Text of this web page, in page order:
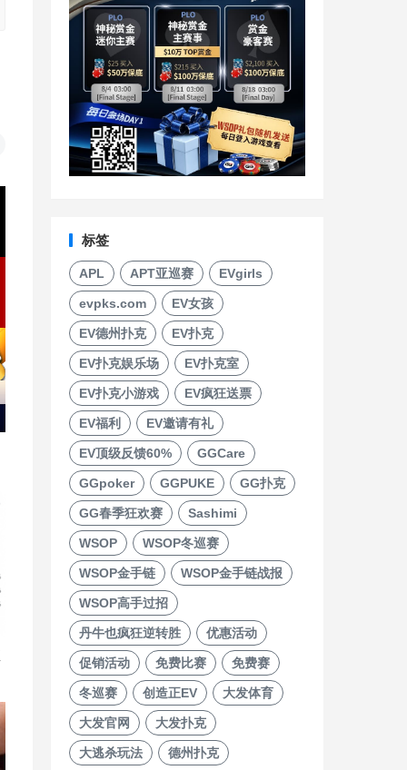
标签
APL APT亚巡赛 EVgirls
evpks.com EV女孩
EV德州扑克 EV扑克
EV扑克娱乐场 EV扑克室
EV扑克小游戏 EV疯狂送票
EV福利 EV邀请有礼
EV顶级反馈60% GGCare
GGpoker GGPUKE GG扑克
GG春季狂欢赛 Sashimi
WSOP WSOP冬巡赛
WSOP金手链 WSOP金手链战报
WSOP高手过招
丹牛也疯狂逆转胜 优惠活动
促销活动 免费比赛 免费赛
冬巡赛 创造正EV 大发体育
大发官网 大发扑克
大逃杀玩法 德州扑克